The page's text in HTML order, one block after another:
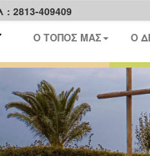
2813-409409
Ο ΤΟΠΟΣ ΜΑΣ Ο